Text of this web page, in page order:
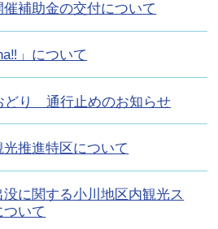
補助金の交付について
」について
どり 通行止めのお知らせ
推進特区について
に関する小川地区内観光ス
いて